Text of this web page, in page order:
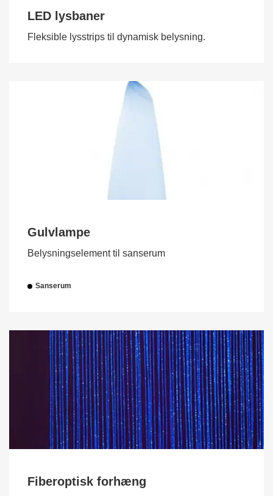
LED lysbaner
Fleksible lysstrips til dynamisk belysning.
Gulvlampe
Belysningselement til sanserum
Sanserum
Fiberoptisk forhæng